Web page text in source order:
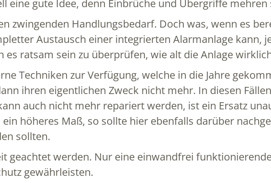
eine gute Idee, denn Einbrüche und Übergriffe
zwingenden Handlungsbedarf. Doch was, wenn es
Austausch einer integrierten Alarmanlage kann,
ratsam sein zu überprüfen, wie alt die Anlage
Techniken zur Verfügung, welche in die Jahre
ihren eigentlichen Zweck nicht mehr. In diesen
auch nicht mehr repariert werden, ist ein Ersatz
höheres Maß, so sollte hier ebenfalls darüber
sollten.
geachtet werden. Nur eine einwandfrei
gewährleisten.